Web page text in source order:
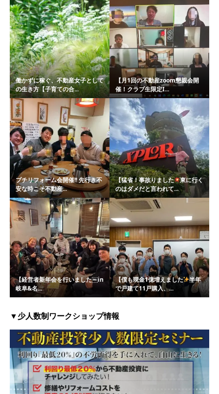
働かずに稼ぐ、不動産女子として
の生き方【子育ての合...
【月1回の不動産zoom懇親会開
催！クラブ生限定I...
プチリフォーム会開催!! 先行き不
安な時こそ不動産...
【猛省！事故りました
東に行く
のはダメだと言われて...
【経営者新年会を行いました￼in
岐阜&名...
【僕も現金1億増えました
半年
で戸建て11戸購入、...
▼少人数制ワークショップ情報